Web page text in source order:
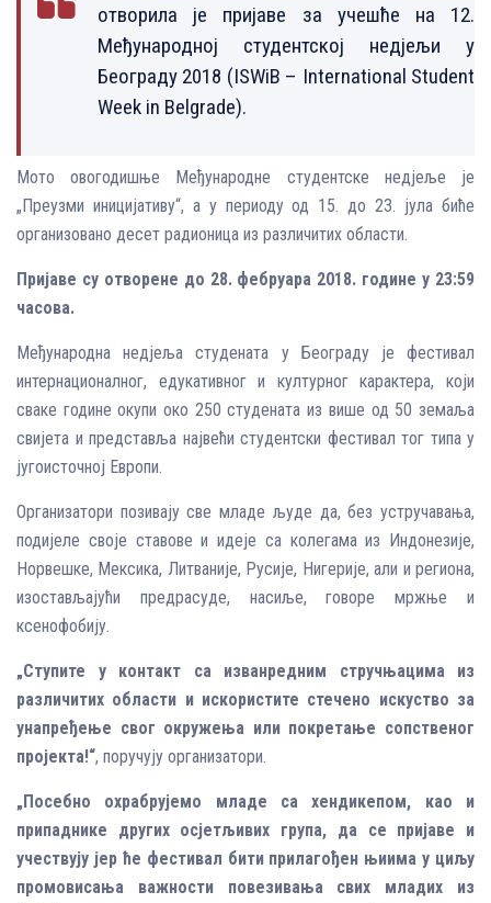
отворила је пријаве за учешће на 12.
Међународној студентској недјељи у
Београду 2018 (ISWiB – International Student
Week in Belgrade).
Мото овогодишње Међународне студентске недјеље је
„Преузми иницијативу“, а у периоду од 15. до 23. јула биће
организовано десет радионица из различитих области.
Пријаве су отворене до 28. фебруара 2018. године у 23:59
часова.
Међународна недјеља студената у Београду је фестивал
интернационалног, едукативног и културног карактера, који
сваке године окупи око 250 студената из више од 50 земаља
свијета и представља највећи студентски фестивал тог типа у
југоисточној Европи.
Организатори позивају све младе људе да, без устручавања,
подијеле своје ставове и идеје са колегама из Индонезије,
Норвешке, Мексика, Литваније, Русије, Нигерије, али и региона,
изостављајући предрасуде, насиље, говоре мржње и
ксенофобију.
„Ступите у контакт са изванредним стручњацима из
различитих области и искористите стечено искуство за
унапређење свог окружења или покретање сопственог
пројекта!“, поручују организатори.
„Посебно охрабрујемо младе са хендикепом, као и
припаднике других осјетљивих група, да се пријаве и
учествују јер ће фестивал бити прилагођен њиима у циљу
промовисања важности повезивања свих младих из